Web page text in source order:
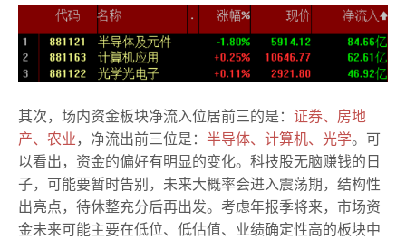
其次，场内资金板块净流入位居前三的是： 证券、房地
产、农业，净流出前三位是： 半导体、计算机、光学。可
以看出，资金的偏好有明显的变化。科技股无脑赚钱的日
子，可能要暂时告别，未来大概率会进入震荡期，结构性
出亮点，待休整充分后再出发。考虑年报季将来，市场资
金未来可能主要在低位、低估值、业绩确定性高的板块中